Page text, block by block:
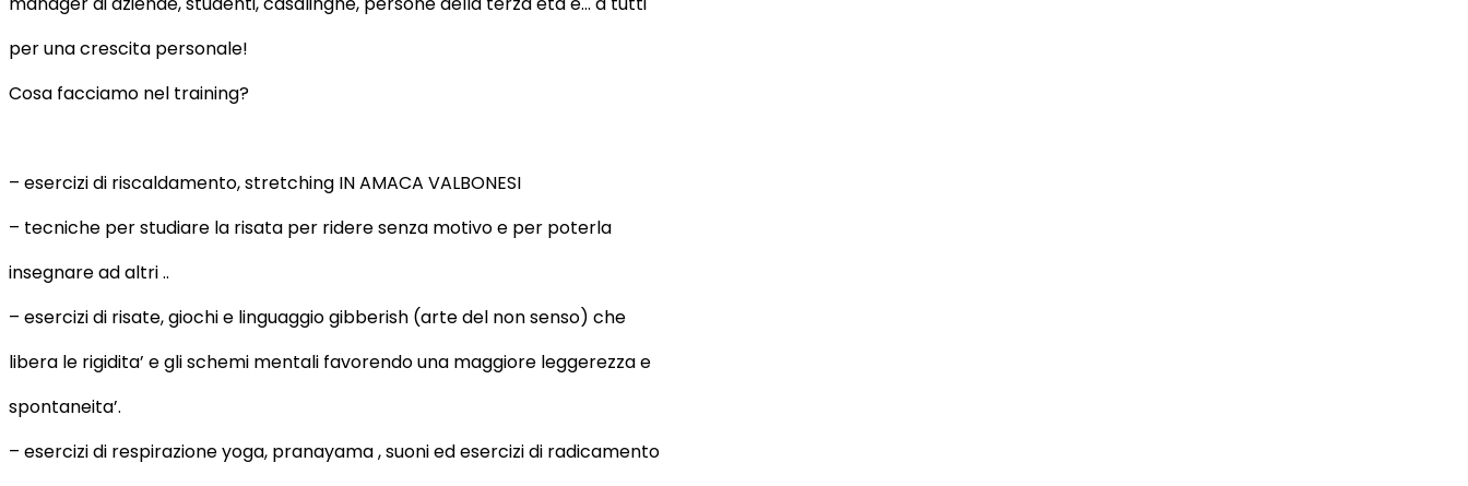
per una crescita personale!
Cosa facciamo nel training?
– esercizi di riscaldamento, stretching IN AMACA VALBONESI
– tecniche per studiare la risata per ridere senza motivo e per poterla
insegnare ad altri ..
– esercizi di risate, giochi e linguaggio gibberish (arte del non senso) che
libera le rigidita’ e gli schemi mentali favorendo una maggiore leggerezza e
spontaneita’.
– esercizi di respirazione yoga, pranayama , suoni ed esercizi di radicamento